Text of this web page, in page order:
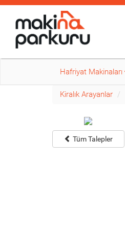
Hafriyat Makinaları
Kiralık Arayanlar
Tüm Talepler